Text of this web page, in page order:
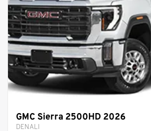
GMC Sierra 2500HD 2026
DENALI